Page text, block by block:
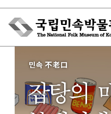
Skip
content
박물관에서는
민속이야기